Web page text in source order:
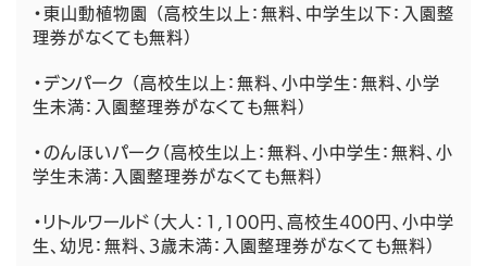
・東山動植物園 （高校生以上：無料、中学生以下：入園整
理券がなくても無料）
・デンパーク （高校生以上：無料、小中学生：無料、小学
生未満：入園整理券がなくても無料）
・のんほいパーク（高校生以上：無料、小中学生：無料、小
学生未満：入園整理券がなくても無料）
・リトルワールド（大人：1,100円、高校生400円、小中学
生、幼児：無料、3歳未満：入園整理券がなくても無料）